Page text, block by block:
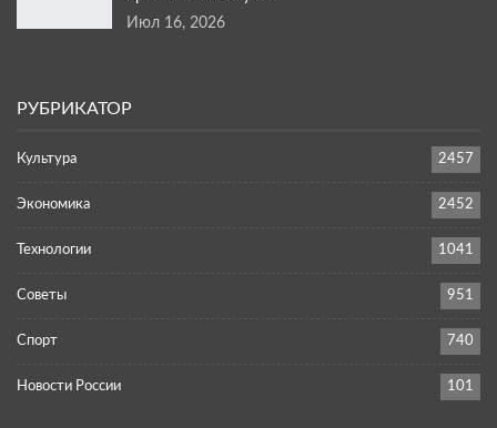
Июл 16, 2026
РУБРИКАТОР
Культура 2457
Экономика 2452
Технологии 1041
Советы 951
Спорт 740
Новости России 101